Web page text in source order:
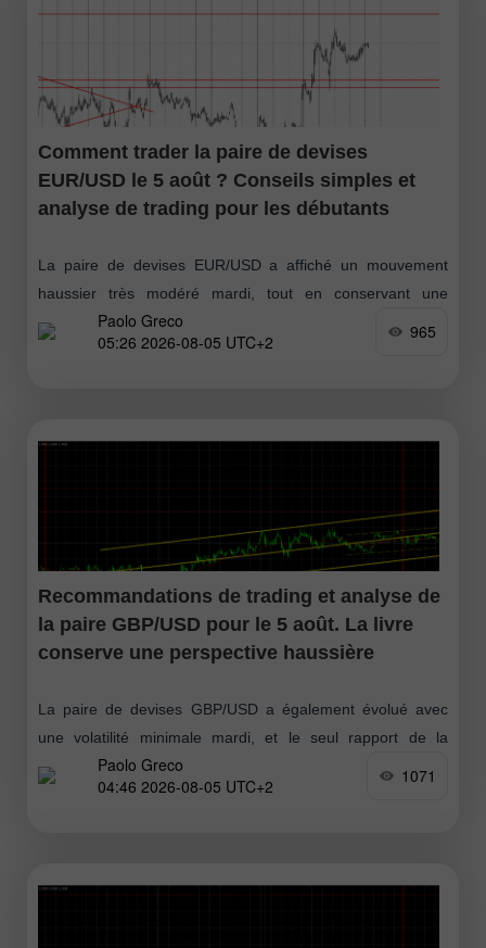
Comment trader la paire de devises
EUR/USD le 5 août ? Conseils simples et
analyse de trading pour les débutants
La paire de devises EUR/USD a affiché un mouvement
haussier très modéré mardi, tout en conservant une
orientation globalement positive, sans correction
significative. Le contexte macroéconomique et fondamental
Paolo Greco
05:26 2026-08-05 UTC+2
965
Recommandations de trading et analyse de
la paire GBP/USD pour le 5 août. La livre
conserve une perspective haussière
La paire de devises GBP/USD a également évolué avec
une volatilité minimale mardi, et le seul rapport de la
journée — le rapport JOLTs sur les offres d’emploi vacantes
Paolo Greco
04:46 2026-08-05 UTC+2
1071